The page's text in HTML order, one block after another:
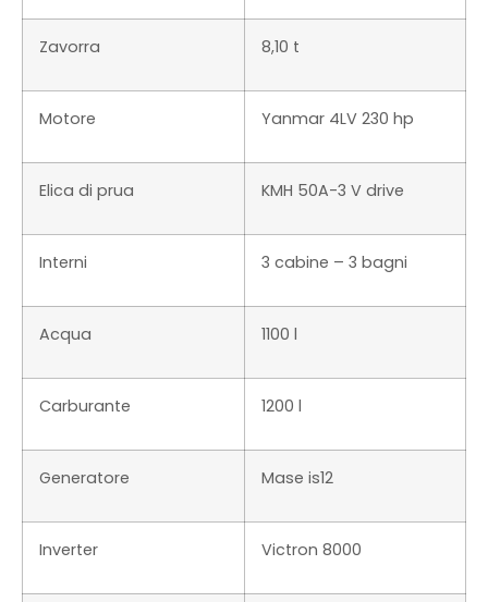
Zavorra 8,10 t
Motore Yanmar 4LV 230 hp
Elica di prua KMH 50A-3 V drive
Interni 3 cabine – 3 bagni
Acqua 1100 l
Carburante 1200 l
Generatore Mase is12
Inverter Victron 8000